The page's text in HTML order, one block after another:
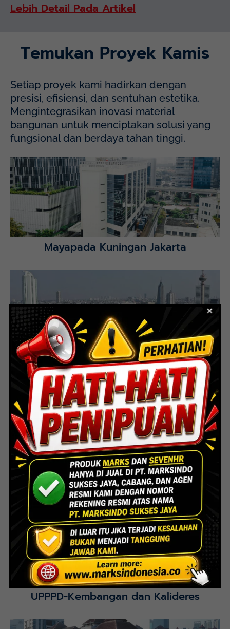
Lebih Detail Pada Artikel
Temukan Proyek Kamis
Setiap proyek kami hadirkan dengan
presisi, efisiensi, dan sentuhan estetika.
Mengintegrasikan inovasi material
bangunan untuk menciptakan solusi yang
fungsional dan berdaya tahan tinggi.
Mayapada Hospital Kuningan (MHKN), Kuningan, Jakarta
Selatan.
Lihat Detail Proyek
Mayapada Kuningan Jakarta
Lihat Detail Proyek
Indoor Multifunction Stadium (FIBA)
Senayan
Lihat Detail Proyek
Interior Bank BTN Jatimurni, Bekasi
Lihat Detail Proyek
UPPPD-Kembangan dan Kalideres